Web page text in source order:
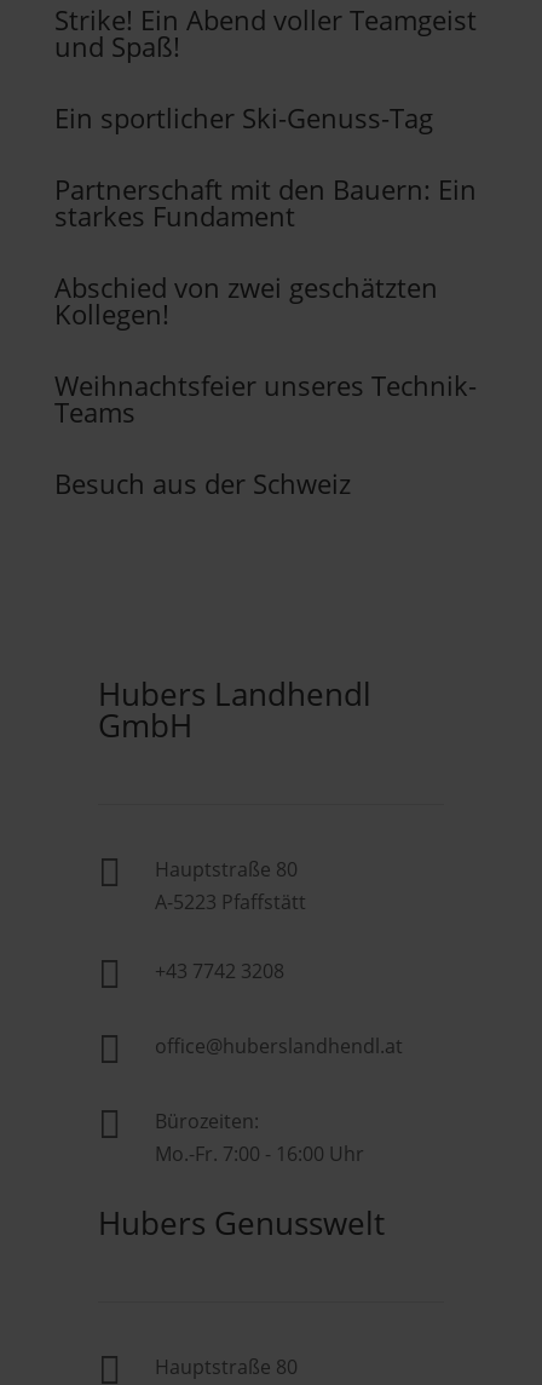
Strike! Ein Abend voller Teamgeist
und Spaß!
Ein sportlicher Ski-Genuss-Tag
Partnerschaft mit den Bauern: Ein
starkes Fundament
Abschied von zwei geschätzten
Kollegen!
Weihnachtsfeier unseres Technik-
Teams
Besuch aus der Schweiz
Hubers Landhendl
GmbH

Hauptstraße 80
A-5223 Pfaffstätt
 +43 7742 3208
 office@huberslandhendl.at

Bürozeiten:
Mo.-Fr. 7:00 - 16:00 Uhr
Hubers Genusswelt

Hauptstraße 80